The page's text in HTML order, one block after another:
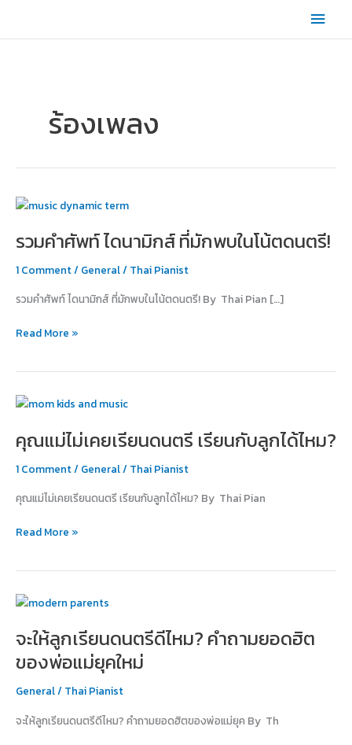
content
Main
ร้องเพลง
รวมคำศัพท์ ไดนามิกส์ ที่มักพบในโน้ตดนตรี!
1 Comment/ General/ Thai Pianist
รวมคำศัพท์ ไดนามิกส์ ที่มักพบในโน้ตดนตรี! By Thai Pian […]
รวม
ศัพท์
นา
กส์
มัก
ใน
โน้ต
ดนตรี!
Read More »
คุณแม่ไม่เคยเรียนดนตรี เรียนกับลูกได้ไหม?
1 Comment/ General/ Thai Pianist
คุณแม่ไม่เคยเรียนดนตรี เรียนกับลูกได้ไหม? By Thai Pian
คุณ
ไม่
เคย
เรียน
เรียน
ลูก
ไหม?
Read More »
จะให้ลูกเรียนดนตรีดีไหม? คำถามยอดฮิต
ของพ่อแม่ยุคใหม่
General/ Thai Pianist
จะให้ลูกเรียนดนตรีดีไหม? คำถามยอดฮิตของพ่อแม่ยุค By Th
จะ
ลูก
ดนตรี
ดี
คำถาม